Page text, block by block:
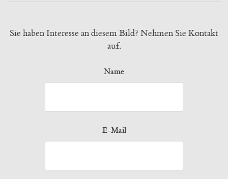
Sie haben Interesse an diesem Bild? Nehmen Sie Kontakt
auf.
Name
E-Mail